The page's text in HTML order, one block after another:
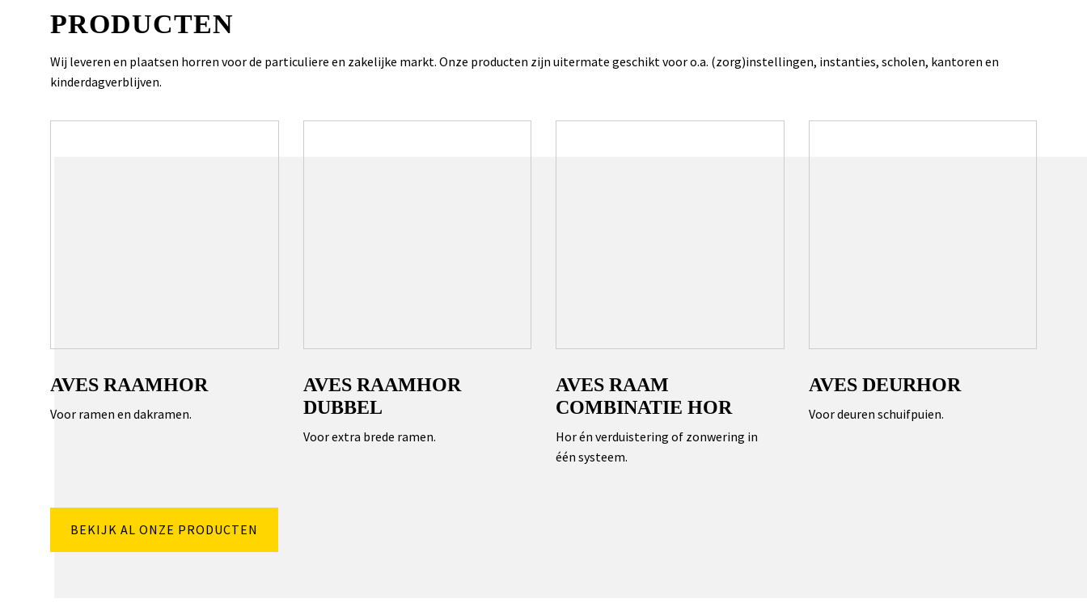
PRODUCTEN
Wij leveren en plaatsen horren voor de particuliere en zakelijke markt. Onze producten zijn uitermate geschikt voor o.a. (zorg)instellingen, instanties, scholen, kantoren en
kinderdagverblijven.
AVES RAAMHOR
Voor ramen en dakramen.
AVES RAAMHOR
DUBBEL
Voor extra brede ramen.
AVES RAAM
COMBINATIE HOR
Hor én verduistering of zonwering in
één systeem.
AVES DEURHOR
Voor deuren schuifpuien.
BEKIJK AL ONZE PRODUCTEN